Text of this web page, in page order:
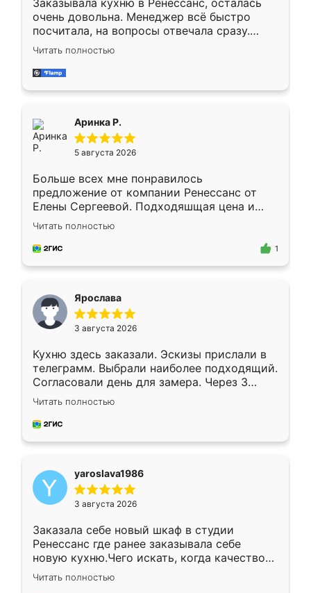
Заказывала кухню в Ренессанс, осталась
очень довольна. Менеджер всё быстро
посчитала, на вопросы отвечала сразу.
Замерщик приехал в субботу, подошёл к
делу со всей ответственностью. Собрали
за день, ребята работали аккуратно, даже
Читать полностью
Аринка Р.
5 августа 2026
Больше всех мне понравилось
предложение от компании Ренессанс от
Елены Сергеевой. Подходяшщая цена и
короткие сроки изготовления. Приехавший
для замера сотрудник Владислав
предложил по моему эскизу самый
Читать полностью
1
Ярослава
3 августа 2026
Кухню здесь заказали. Эскизы прислали в
телеграмм. Выбрали наиболее подходящий.
Согласовали день для замера. Через 3
недели кухня была уже готова. Остались
довольны работой. Спасибо Ренессанс
мебель за качественную работу!
Читать полностью
yaroslava1986
3 августа 2026
Заказала себе новый шкаф в студии
Ренессанс где ранее заказывала себе
новую кухню.Чего искать, когда качеством
вполне довольна. Служит кухня уже почти
два года, нареканий нет.
Читать полностью